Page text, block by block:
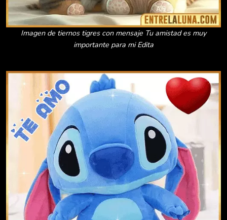
Imagen de tiernos tigres con mensaje Tu amistad es muy
importante para mi Edita